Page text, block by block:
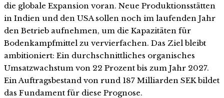
die globale Expansion voran. Neue Produktionsstätten
in Indien und den USA sollen noch im laufenden Jahr
den Betrieb aufnehmen, um die Kapazitäten für
Bodenkampfmittel zu vervierfachen. Das Ziel bleibt
ambitioniert: Ein durchschnittliches organisches
Umsatzwachstum von 22 Prozent bis zum Jahr 2027.
Ein Auftragsbestand von rund 187 Milliarden SEK bildet
das Fundament für diese Prognose.